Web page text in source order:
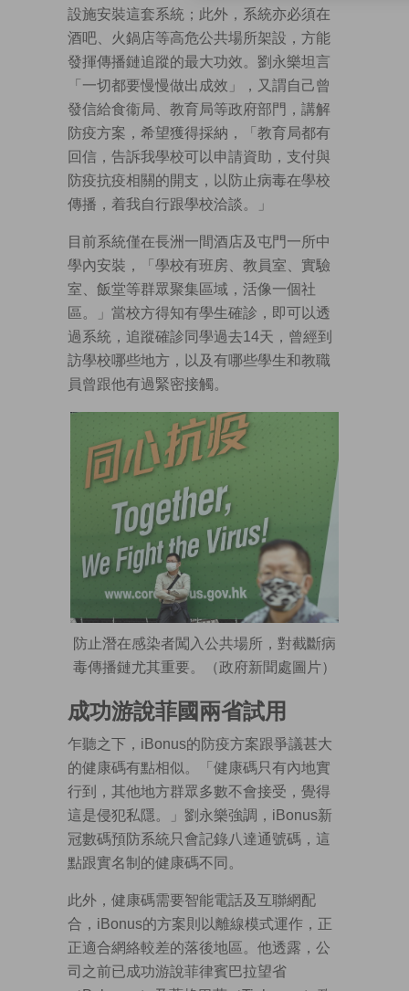
設施安裝這套系統；此外，系統亦必須在
酒吧、火鍋店等高危公共場所架設，方能
發揮傳播鏈追蹤的最大功效。劉永樂坦言
「一切都要慢慢做出成效」，又謂自己曾
發信給食衞局、教育局等政府部門，講解
防疫方案，希望獲得採納，「教育局都有
回信，告訴我學校可以申請資助，支付與
防疫抗疫相關的開支，以防止病毒在學校
傳播，着我自行跟學校洽談。」
目前系統僅在長洲一間酒店及屯門一所中
學內安裝，「學校有班房、教員室、實驗
室、飯堂等群眾聚集區域，活像一個社
區。」當校方得知有學生確診，即可以透
過系統，追蹤確診同學過去14天，曾經到
訪學校哪些地方，以及有哪些學生和教職
員曾跟他有過緊密接觸。
防止潛在感染者闖入公共場所，對截斷病
毒傳播鏈尤其重要。（政府新聞處圖片）
成功游說菲國兩省試用
乍聽之下，iBonus的防疫方案跟爭議甚大
的健康碼有點相似。「健康碼只有內地實
行到，其他地方群眾多數不會接受，覺得
這是侵犯私隱。」劉永樂強調，iBonus新
冠數碼預防系統只會記錄八達通號碼，這
點跟實名制的健康碼不同。
此外，健康碼需要智能電話及互聯網配
合，iBonus的方案則以離線模式運作，正
正適合網絡較差的落後地區。他透露，公
司之前已成功游說菲律賓巴拉望省